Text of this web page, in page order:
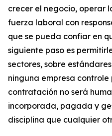
crecer el negocio, operar
fuerza laboral con
que se pueda confiar en
siguiente paso es
sectores, sobre
ninguna empresa controle
contratación no será
incorporada, pagada y
disciplina que cualquier